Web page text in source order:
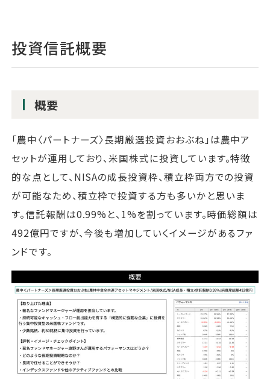
投資信託概要
概要
「農中〈パートナーズ〉長期厳選投資おおぶね」は農中ア
セットが運用しており、米国株式に投資しています。特徴
的な点として、NISAの成長投資枠、積立枠両方での投資
が可能なため、積立枠で投資する方も多いかと思いま
す。信託報酬は0.99%と、1%を割っています。時価総額は
492億円ですが、今後も増加していくイメージがあるファ
ンドです。